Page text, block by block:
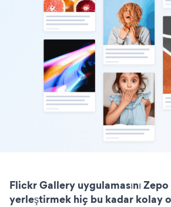
Flickr Gallery uygulamasını
yerleştirmek hiç bu kadar kolay